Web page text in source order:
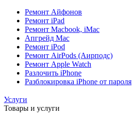
Ремонт Айфонов
Ремонт iPad
Ремонт Macbook, iMac
Апгрейд Mac
Ремонт iPod
Ремонт AirPods (Аирподс)
Ремонт Apple Watch
Разлочить iPhone
Разблокировка iPhone от пароля
Услуги
Товары и услуги